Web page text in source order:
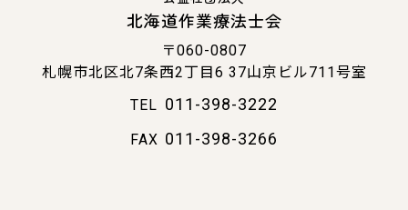
北海道作業療法士会
〒060-0807
札幌市北区北7条西2丁目6 37山京ビル711号室
TEL 011-398-3222
FAX 011-398-3266